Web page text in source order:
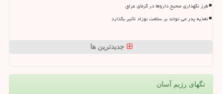
طرز نگهداری صحیح داروها در گرمای عراق
تغذیه پدر می تواند بر سلامت نوزاد تأثیر بگذارد
جدیدترین ها
تگهای رژیم آسان